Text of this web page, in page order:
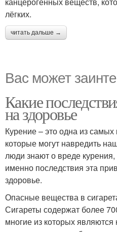
лёгких.
читать дальше →
Вас может
Какие
на здоровье
Курение – это одна из
которые могут навредить
люди знают о вреде
именно последствия эта
здоровье.
Опасные вещества в
Сигареты содержат более
многие из которых являются